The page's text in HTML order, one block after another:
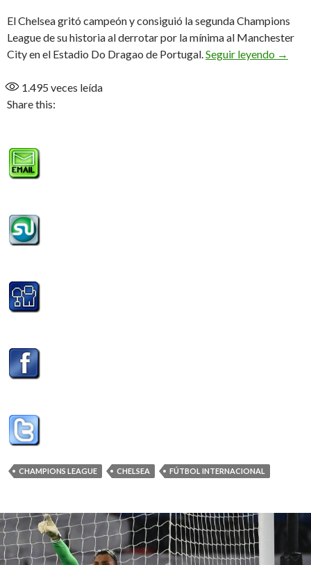
El Chelsea gritó campeón y consiguió la segunda Champions
League de su historia al derrotar por la mínima al Manchester
City en el Estadio Do Dragao de Portugal.Seguir leyendo →
1.495 veces leída
Share this:
CHAMPIONS LEAGUE CHELSEA FÚTBOL INTERNACIONAL